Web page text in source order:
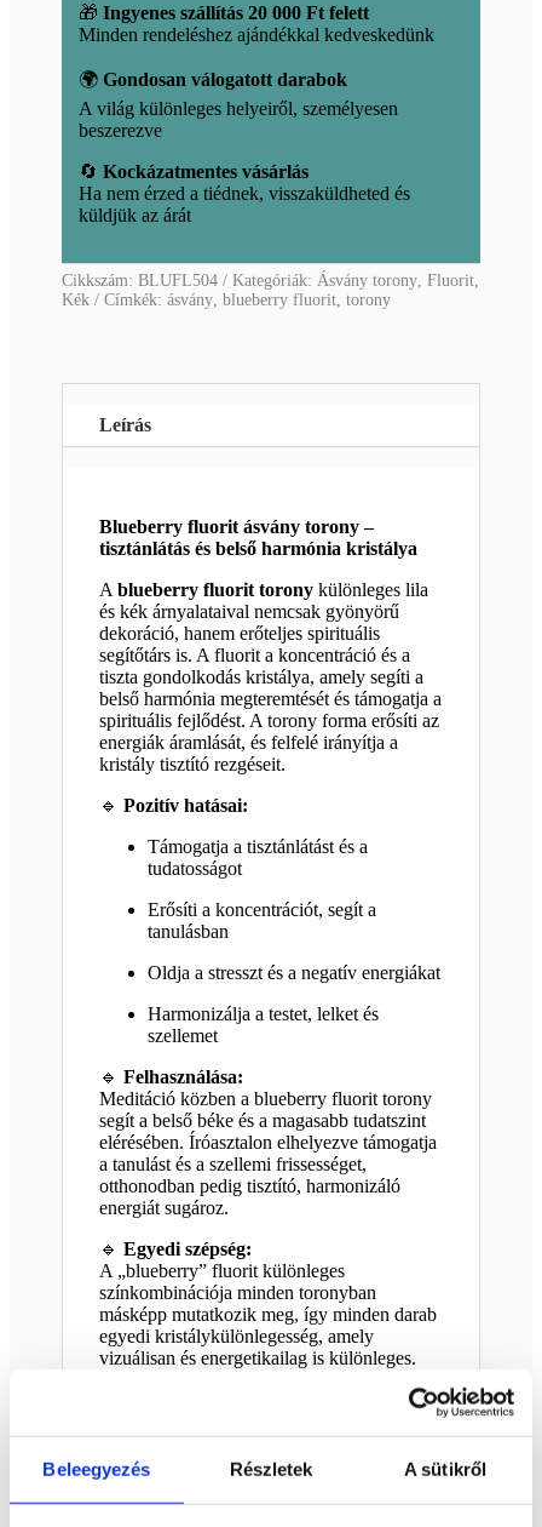
Beleegyezés Részletek A sütikről
🎁Ingyenes szállítás 20 000 Ft felett
Minden rendeléshez ajándékkal kedveskedünk
🌍Gondosan válogatott darabok
A világ különleges helyeiről, személyesen
beszerezve
🔄Kockázatmentes vásárlás
Ha nem érzed a tiédnek, visszaküldheted és
küldjük az árát
Cikkszám:BLUFL504 Kategóriák: Ásvány torony ,Fluorit
Kék
Címkék:ásvány ,blueberry fluorit ,torony
Leírás
Blueberry fluorit ásvány torony –
tisztánlátás és belső harmónia kristálya
Ablueberry fluorit torony különleges lila
és kék árnyalataival nemcsak gyönyörű
dekoráció, hanem erőteljes spirituális
segítőtárs is. A fluorit a koncentráció és a
tiszta gondolkodás kristálya, amely segíti a
belső harmónia megteremtését és támogatja a
spirituális fejlődést. A torony forma erősíti az
energiák áramlását, és felfelé irányítja a
kristály tisztító rezgéseit.
🔹Pozitív hatásai:
Támogatja a tisztánlátást és a
tudatosságot
Erősíti a koncentrációt, segít a
tanulásban
Oldja a stresszt és a negatív energiákat
Harmonizálja a testet, lelket és
szellemet
🔹Felhasználása:
Meditáció közben a blueberry fluorit torony
segít a belső béke és a magasabb tudatszint
elérésében. Íróasztalon elhelyezve támogatja
a tanulást és a szellemi frissességet,
otthonodban pedig tisztító, harmonizáló
energiát sugároz.
🔹Egyedi szépség:
A „blueberry” fluorit különleges
színkombinációja minden toronyban
másképp mutatkozik meg, így minden darab
egyedi kristálykülönlegesség, amely
vizuálisan és energetikailag is különleges.
Megtekinthető videón Instagram oldalunkon.
Mérete: 20 x 6,5 cm
Súlya: 1307 g.